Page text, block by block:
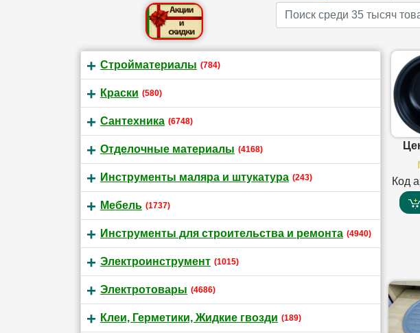
Name
Стройматериалы (784)
Краски (580)
Сантехника (6748)
Отделочные материалы (4168)
Инструменты маляра и штукатура (243)
Мебель (1737)
Инструменты для строительства и ремонта (4940)
Электроинструмент (1015)
Электротовары (4686)
Клеи, Герметики, Жидкие гвозди (189)
Код